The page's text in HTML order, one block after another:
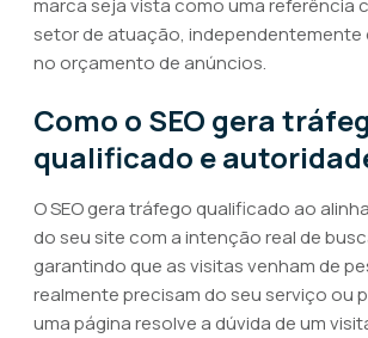
marca seja vista como uma referência
setor de atuação, independentemente
no orçamento de anúncios.
Como o SEO gera
qualificado e
O SEO gera tráfego qualificado ao
do seu site com a intenção real de
garantindo que as visitas venham de
realmente precisam do seu serviço ou
uma página resolve a dúvida de um